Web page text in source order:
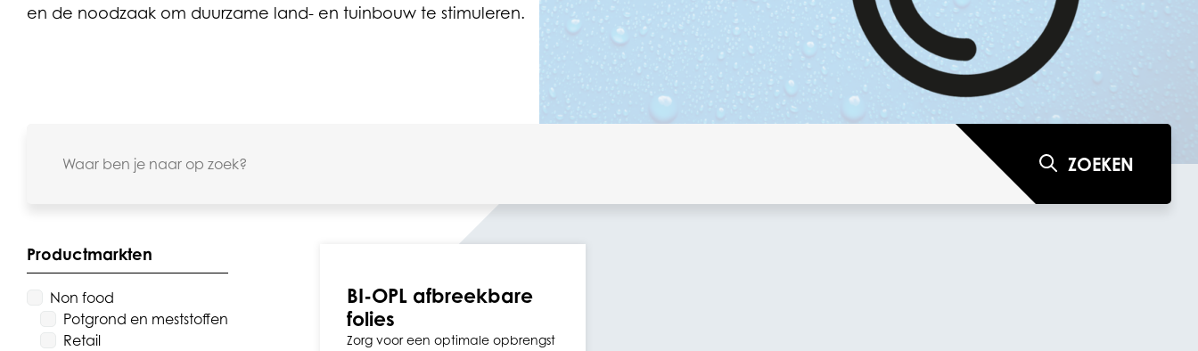
en de noodzaak om duurzame land- en tuinbouw te stimuleren.
ZOEKEN
Productmarkten
Non food
Potgrond en meststoffen
Retail
BI-OPL afbreekbare
folies
Zorg voor een optimale opbrengst